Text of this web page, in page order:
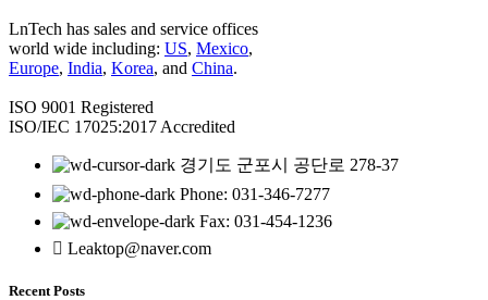
LnTech has sales and service offices
world wide including: US, Mexico,
Europe, India, Korea, and China.
ISO 9001 Registered
ISO/IEC 17025:2017 Accredited
경기도 군포시 공단로 278-37
Phone: 031-346-7277
Fax: 031-454-1236
Leaktop@naver.com
Recent Posts